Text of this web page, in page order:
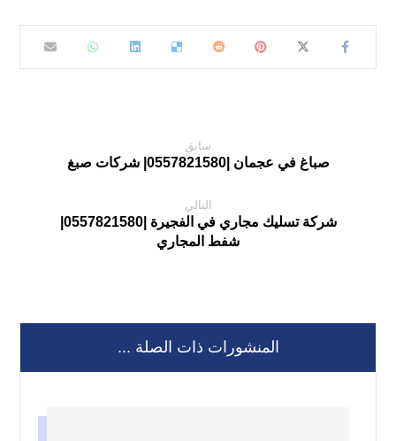
سابق
صباغ في عجمان |0557821580| شركات صبغ
التالي
شفط المجاري
المنشورات ذات الصلة ...